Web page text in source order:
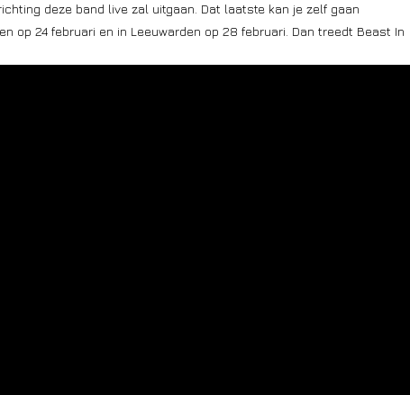
deze band live zal uitgaan. Dat laatste kan je zelf gaan
op 24 februari en in Leeuwarden op 28 februari. Dan treedt Beast In